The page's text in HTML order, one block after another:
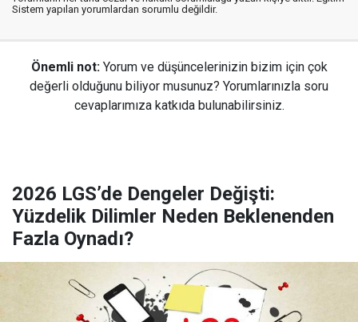
Sistem yapılan yorumlardan sorumlu değildir.
Önemli not: Yorum ve düşüncelerinizin bizim için çok
değerli olduğunu biliyor musunuz? Yorumlarınızla soru
cevaplarımıza katkıda bulunabilirsiniz.
2026 LGS’de Dengeler Değişti:
Yüzdelik Dilimler Neden Beklenenden
Fazla Oynadı?